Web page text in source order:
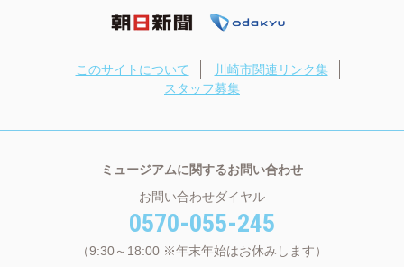
このサイトについて
川崎市関連リンク集
スタッフ募集
ミュージアムに関するお問い合わせ
お問い合わせダイヤル
0570-055-245
（9:30～18:00 ※年末年始はお休みします）